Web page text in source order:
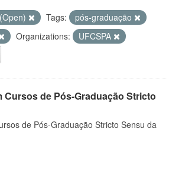
Tags:
pós-graduação
Organizations:
UFCSPA
Cursos de Pós-Graduação Stricto
de Pós-Graduação Stricto Sensu da